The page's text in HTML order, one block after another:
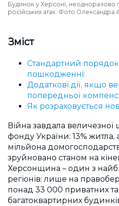
Будинок у Херсоні, неодноразово
російських атак. Фото
Зміст
Стандартний
пошкодженні:
Додаткові дії, якщо
попередньої
Як розраховується
Війна завдала
фонду України: 13% житла,
мільйона
зруйновано станом на
Херсонщина – один з
регіонів: лише на
понад 33 000 приватних та
багатоквартирних